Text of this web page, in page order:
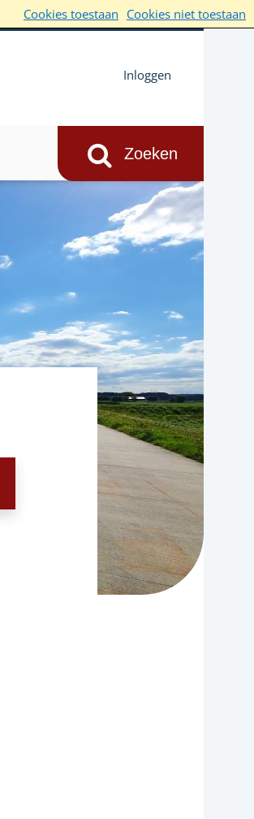
Cookies toestaan Cookies niet toestaan
Inloggen